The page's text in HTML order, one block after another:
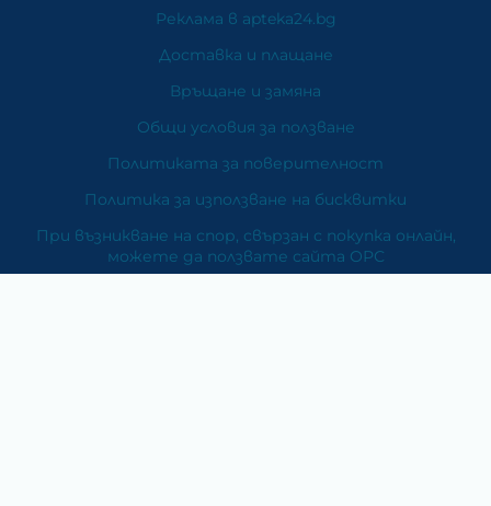
Реклама в apteka24.bg
Доставка и плащане
Връщане и замяна
Общи условия за ползване
Политиката за поверителност
Политика за използване на бисквитки
При възникване на спор, свързан с покупка онлайн,
можете да ползвате сайта ОРС